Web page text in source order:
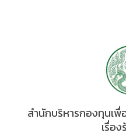
สำนักบริหารกองทุนเพื่
เรื่อ